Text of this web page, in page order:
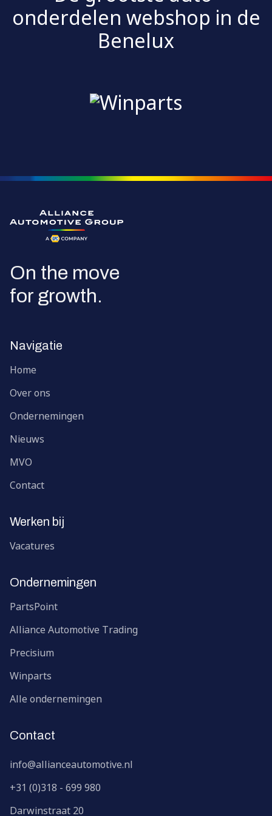
onderdelen webshop in de
Benelux
On the move
for growth.
Navigatie
Home
Over ons
Ondernemingen
Nieuws
MVO
Contact
Werken bij
Vacatures
Ondernemingen
PartsPoint
Alliance Automotive Trading
Precisium
Winparts
Alle ondernemingen
Contact
info@allianceautomotive.nl
+31 (0)318 - 699 980
Darwinstraat 20